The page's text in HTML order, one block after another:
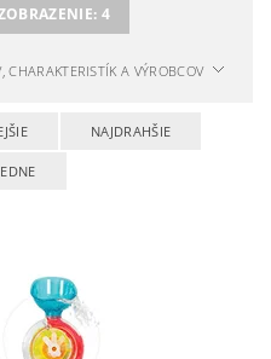
4
A VÝROBCOV
NAJDRAHŠIE